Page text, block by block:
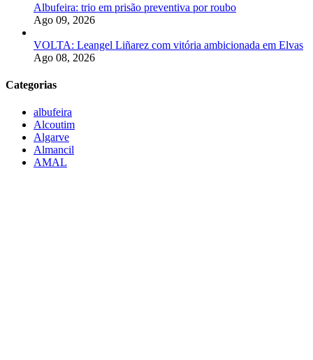
Albufeira: trio em prisão preventiva por roubo
Ago 09, 2026
VOLTA: Leangel Liñarez com vitória ambicionada em Elvas
Ago 08, 2026
Categorias
albufeira
Alcoutim
Algarve
Almancil
AMAL